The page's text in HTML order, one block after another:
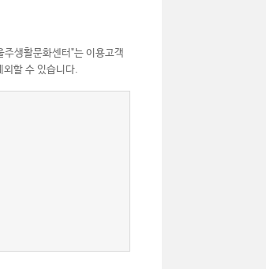
주생활문화센터"는 이용고객
외할 수 있습니다.